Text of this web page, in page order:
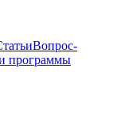
Вопрос-
программы